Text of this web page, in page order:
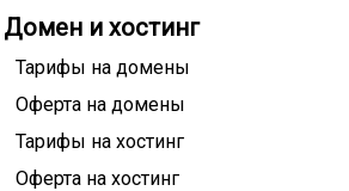
Домен и хостинг
Тарифы на домены
Оферта на домены
Тарифы на хостинг
Оферта на хостинг